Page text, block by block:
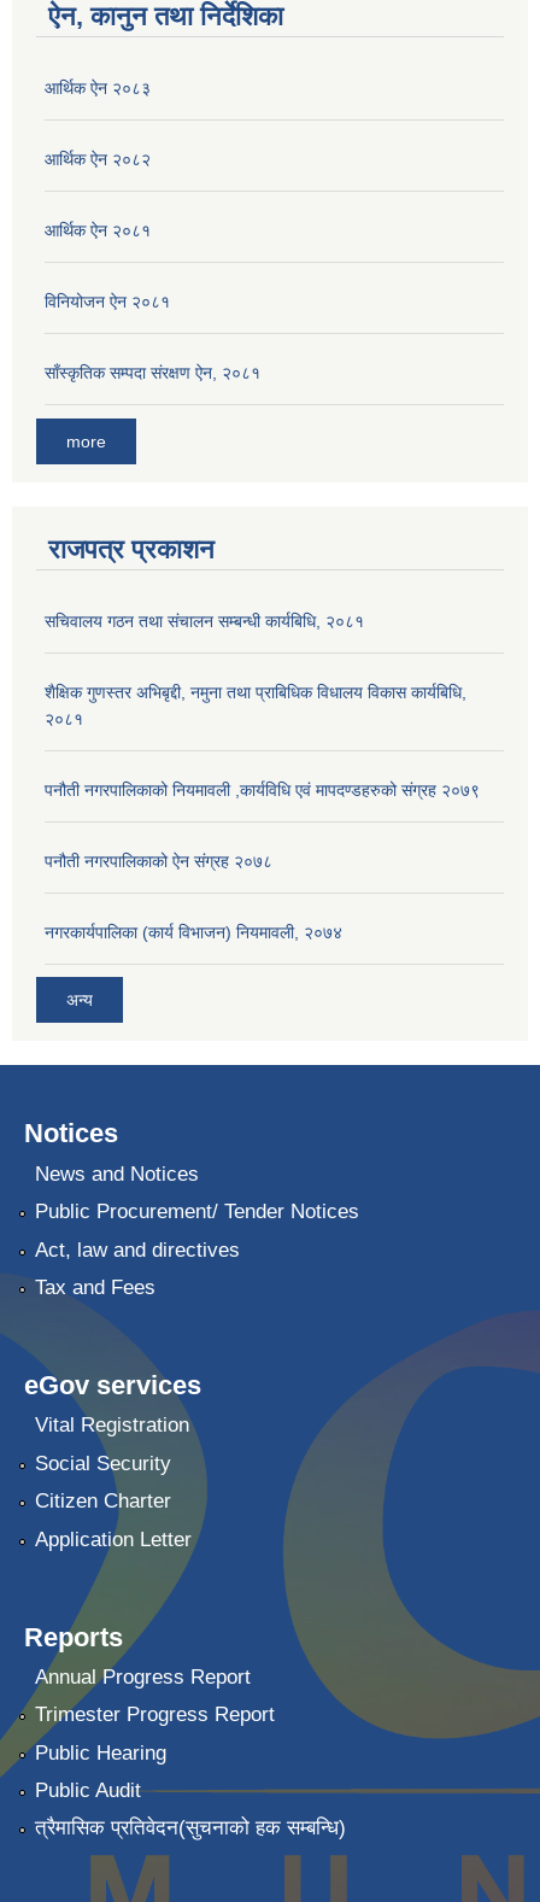
ऐन, कानुन तथा निर्देशिका
आर्थिक ऐन २०८३
आर्थिक ऐन २०८२
आर्थिक ऐन २०८१
विनियोजन ऐन २०८१
साँस्कृतिक सम्पदा संरक्षण ऐन, २०८१
more
राजपत्र प्रकाशन
सचिवालय गठन तथा संचालन सम्बन्धी कार्यबिधि, २०८१
शैक्षिक गुणस्तर अभिबृद्दी, नमुना तथा प्राबिधिक विधालय विकास कार्यबिधि,
२०८१
पनौती नगरपालिकाको नियमावली ,कार्यविधि एवं मापदण्डहरुको संग्रह २०७९
पनौती नगरपालिकाको ऐन संग्रह २०७८
नगरकार्यपालिका (कार्य विभाजन) नियमावली, २०७४
अन्य
Notices
News and Notices
Public Procurement/ Tender Notices
Act, law and directives
Tax and Fees
eGov services
Vital Registration
Social Security
Citizen Charter
Application Letter
Reports
Annual Progress Report
Trimester Progress Report
Public Hearing
Public Audit
त्रैमासिक प्रतिवेदन(सुचनाको हक सम्बन्धि)